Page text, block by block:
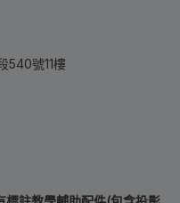
540號11樓